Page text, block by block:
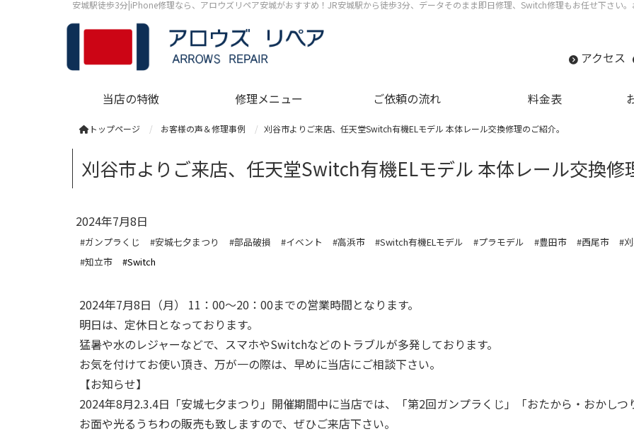
安城駅徒歩3分|iPhone修理なら、アロウズリペア安城がおすすめ！JR安城駅から徒歩3分、データそのまま即日修理、Switch修理もお任せ下さい
アクセス
当店の特徴 修理メニュー ご依頼の流れ 料金表
トップページ お客様の声＆修理事例 刈谷市よりご来店、任天堂Switch有機ELモデル 本体レール交換修理のご紹介。
刈谷市よりご来店、任天堂Switch有機ELモデル 本体レール交換修
2024年7月8日
#ガンプラくじ #安城七夕まつり #部品破損 #イベント #高浜市 #Switch有機ELモデル #プラモデル #豊田市 #西尾市
#
#知立市
#Switch
2024年7月8日（月） 11：00～20：00までの営業時間となります。
明日は、定休日となっております。
猛暑や水のレジャーなどで、スマホやSwitchなどのトラブルが多発しております。
お気を付けてお使い頂き、万が一の際は、早めに当店にご相談下さい。
【お知らせ】
2024年8月2.3.4日「安城七夕まつり」開催期間中に当店では、「第2回ガンプラくじ」「おたから・おかしつ
お面や光るうちわの販売も致しますので、ぜひご来店下さい。